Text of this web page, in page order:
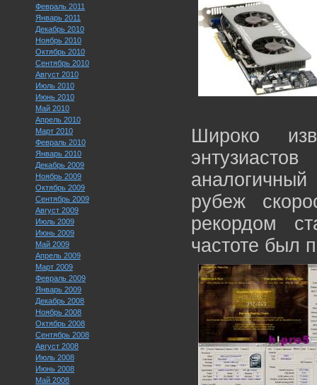
Февраль 2011
Январь 2011
Декабрь 2010
Ноябрь 2010
Октябрь 2010
Сентябрь 2010
Август 2010
Июль 2010
Июнь 2010
Май 2010
Апрель 2010
Март 2010
Февраль 2010
Январь 2010
Декабрь 2009
Ноябрь 2009
Октябрь 2009
Сентябрь 2009
Август 2009
Июль 2009
Июнь 2009
Май 2009
Апрель 2009
Март 2009
Февраль 2009
Январь 2009
Декабрь 2008
Ноябрь 2008
Октябрь 2008
Сентябрь 2008
Август 2008
Июль 2008
Июнь 2008
Май 2008
Широко
рубеж
рекордом
частоте был